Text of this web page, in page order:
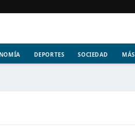
DEPORTES SOCIEDAD MÁS